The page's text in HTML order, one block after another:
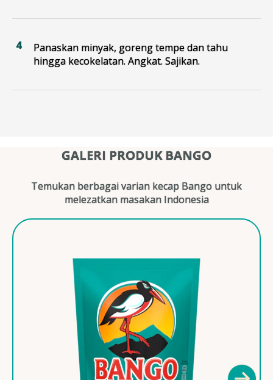
Panaskan minyak, goreng tempe dan tahu
hingga kecokelatan. Angkat. Sajikan.
GALERI PRODUK BANGO
Temukan berbagai varian kecap Bango untuk
melezatkan masakan Indonesia